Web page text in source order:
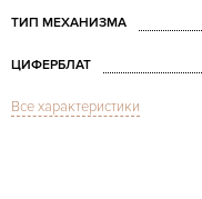
ТИП МЕХАНИЗМА
ЦИФЕРБЛАТ
СТЕКЛО
Все характеристики